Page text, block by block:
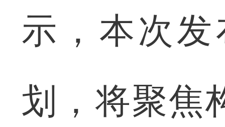
示，本次
划，将聚焦